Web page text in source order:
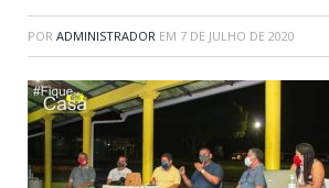
POR ADMINISTRADOR EM 7 DE JULHO DE 2020